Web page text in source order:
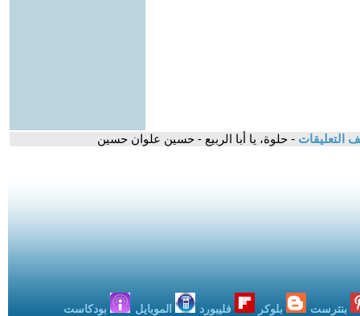
التعليقات - حلوة، يا أبا الربيع - حسين علوان حسين
بنترست بلوكر فليبورد الموبايل بودكاست